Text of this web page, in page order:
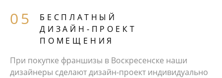
БЕCПЛАТНЫЙ
ДИЗАЙН‑ПРОЕКТ
ПОМЕЩЕНИЯ
При покупке франшизы в Воскресенске наши
дизайнеры сделают дизайн-проект индивидуально